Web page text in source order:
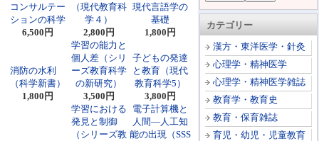
カテゴリー
漢方・東洋医学・針灸
心理学・精神医学
心理学・精神医学雑誌
教育学・教育史
教育・保育雑誌
育児・幼児・児童教育
コンサルテー
ションの科学
6,500円
（現代教育科
学４）
2,800円
現代言語学の
基礎
1,800円
消防の水利
（科学新書）
1,800円
学習の能力と
個人差（シリ
ーズ教育科学
の新研究）
3,500円
子どもの発達
と教育（現代
教育科学5）
3,800円
学習における
発見と制御
（シリーズ教
電子計算機と
人間―人工知
能の出現（SSS